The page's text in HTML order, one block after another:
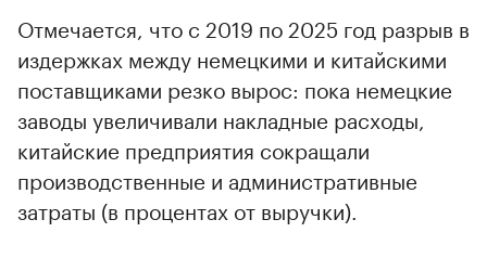
Отмечается, что с 2019 по 2025 год разрыв в
издержках между немецкими и китайскими
поставщиками резко вырос: пока немецкие
заводы увеличивали накладные расходы,
китайские предприятия сокращали
производственные и административные
затраты (в процентах от выручки).